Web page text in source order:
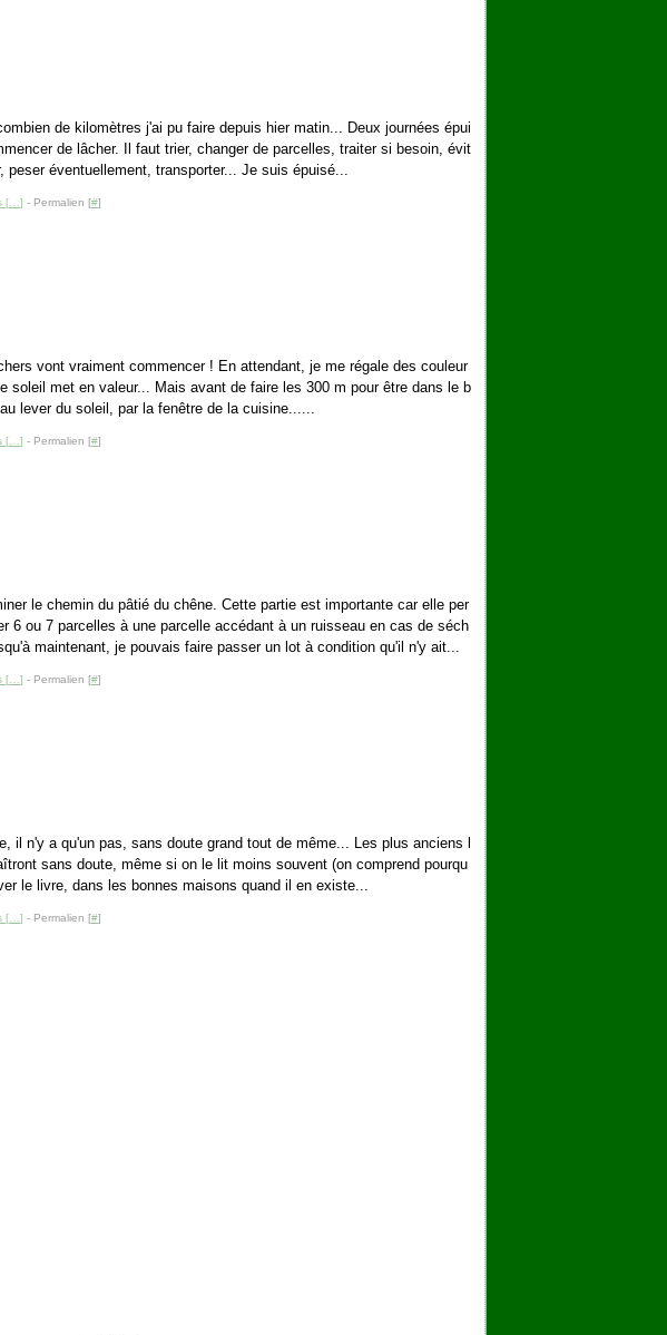
de kilomètres j'ai pu faire depuis hier matin... Deux journées épui
de lâcher. Il faut trier, changer de parcelles, traiter si besoin, évit
peser éventuellement, transporter... Je suis épuisé...
[ ] - Permalien [#]
vont vraiment commencer ! En attendant, je me régale des couleur
soleil met en valeur... Mais avant de faire les 300 m pour être dans le b
lever du soleil, par la fenêtre de la cuisine......
[ ] - Permalien [#]
le chemin du pâtié du chêne. Cette partie est importante car elle per
6 ou 7 parcelles à une parcelle accédant à un ruisseau en cas de séch
maintenant, je pouvais faire passer un lot à condition qu'il n'y ait...
[ ] - Permalien [#]
il n'y a qu'un pas, sans doute grand tout de même... Les plus anciens l
sans doute, même si on le lit moins souvent (on comprend pourqu
le livre, dans les bonnes maisons quand il en existe...
[ ] - Permalien [#]